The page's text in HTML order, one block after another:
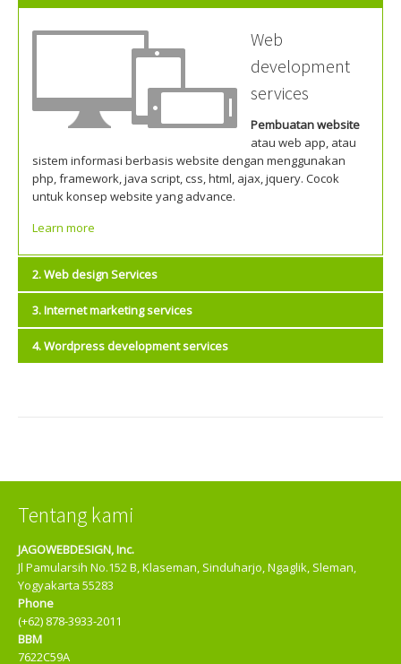
Web
development
services
Pembuatan website
atau web app, atau
sistem informasi berbasis website dengan menggunakan
php, framework, java script, css, html, ajax, jquery. Cocok
untuk konsep website yang advance.
Learn more
2. Web design Services
Web design
3. Internet marketing services
Internet
di www.advertisingfresh.com dimana dapat mewujudkan
anda di internet. Kami merupakan salah satu google partner
Learn more
4. Wordpress development services
Layanan custom
atau pembuatan theme wordpress dari nol sesuai dengan
Learn more
Tentang kami
JAGOWEBDESIGN, Inc.
Jl Pamularsih No.152 B, Klaseman, Sinduharjo, Ngaglik, Sleman,
Yogyakarta 55283
Phone
(+62) 878-3933-2011
BBM
7622C59A